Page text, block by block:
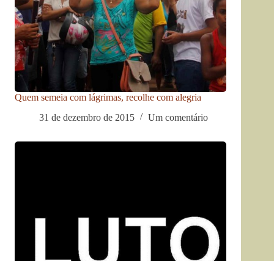
Quem semeia com lágrimas, recolhe com alegria
31 de dezembro de 2015
Um comentário